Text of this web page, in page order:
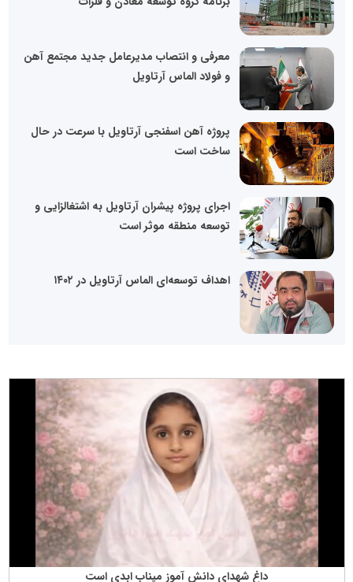
معرفی و انتصاب مدیرعامل جدید مجتمع آهن
و فولاد الماس آرتاویل
پروژه آهن اسفنجی آرتاویل با سرعت در حال
ساخت است
اجرای پروژه پیشران آرتاویل به اشتغالزایی و
توسعه منطقه موثر است
اهداف توسعه‌ای الماس آرتاویل در ۱۴۰۲
داغ شهدای دانش آموز میناب ابدی است